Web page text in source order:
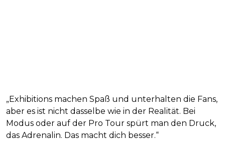
„Exhibitions machen Spaß und unterhalten die Fans,
aber es ist nicht dasselbe wie in der Realität. Bei
Modus oder auf der Pro Tour spürt man den Druck,
das Adrenalin. Das macht dich besser.“